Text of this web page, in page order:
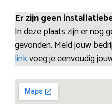
Er zijn geen
In deze plaats zijn er nog
gevonden. Meld jouw
linkvoeg je eenvoudig